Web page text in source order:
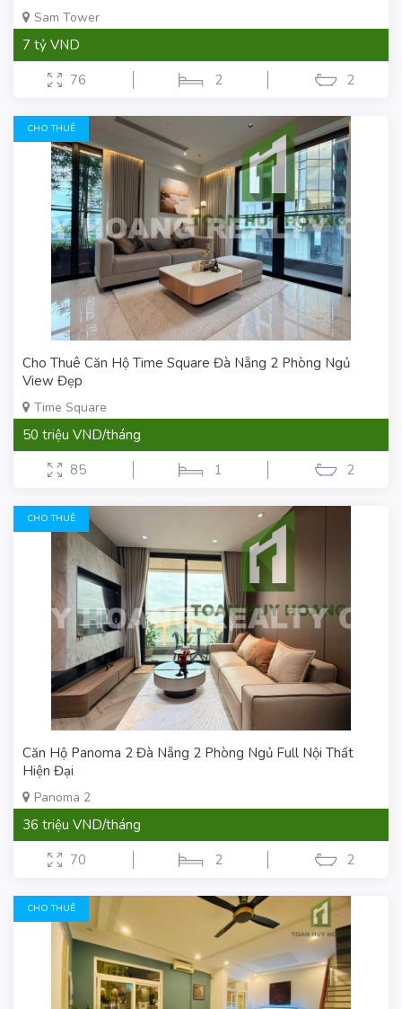
Sam Tower
7 tỷ VND
76
2 2
CHO THUÊ
Cho Thuê Căn Hộ Time Square Đà Nẵng 2 Phòng Ngủ
View Đẹp
Time Square
50 triệu VND/tháng
85
1 2
CHO THUÊ
Căn Hộ Panoma 2 Đà Nẵng 2 Phòng Ngủ Full Nội Thất
Hiện Đại
Panoma 2
36 triệu VND/tháng
70
2 2
CHO THUÊ